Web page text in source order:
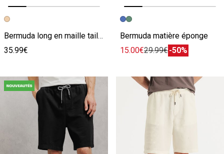
Image précédente
Image suivante
Bermuda long en maille taille élastiquée
35.99€
Image précédente
Image suivante
Bermuda matière éponge
15.00€29.99€-50%